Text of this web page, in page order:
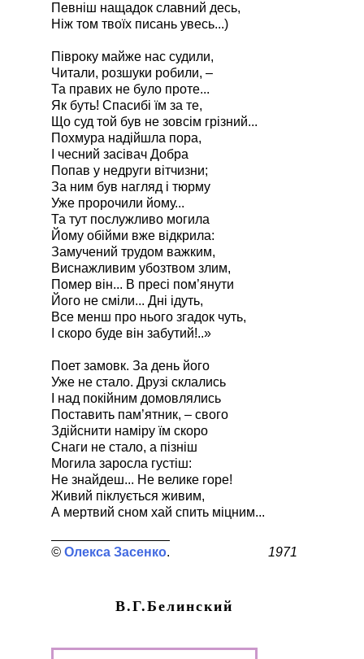
Певніш нащадок славний десь,
Ніж том твоїх писань увесь...)
Півроку майже нас судили,
Читали, розшуки робили, –
Та правих не було проте...
Як буть! Спасибі їм за те,
Що суд той був не зовсім грізний...
Похмура надійшла пора,
І чесний засівач Добра
Попав у недруги вітчизни;
За ним був нагляд і тюрму
Уже пророчили йому...
Та тут послужливо могила
Йому обійми вже відкрила:
Замучений трудом важким,
Виснажливим убозтвом злим,
Помер він... В пресі пом’янути
Його не сміли... Дні ідуть,
Все менш про нього згадок чуть,
І скоро буде він забутий!..»
Поет замовк. За день його
Уже не стало. Друзі склались
І над покійним домовлялись
Поставить пам’ятник, – свого
Здійснити наміру їм скоро
Снаги не стало, а пізніш
Могила заросла густіш:
Не знайдеш... Не велике горе!
Живий піклується живим,
А мертвий сном хай спить міцним...
Олекса Засенко 1971
В.Г.Белинский